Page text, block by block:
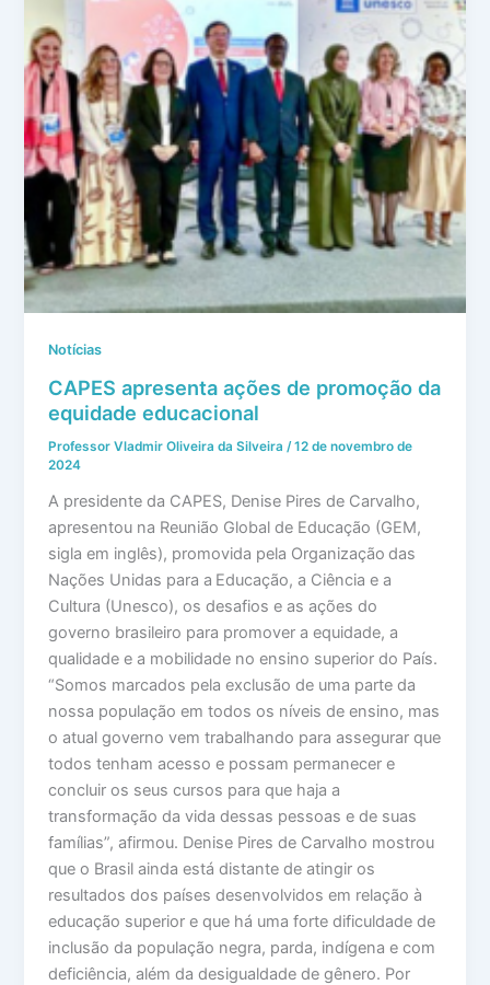
Notícias
CAPES apresenta ações de promoção da
equidade educacional
Professor Vladmir Oliveira da Silveira/12 de novembro de
2024
A presidente da CAPES, Denise Pires de Carvalho,
apresentou na Reunião Global de Educação (GEM,
sigla em inglês), promovida pela Organização das
Nações Unidas para a Educação, a Ciência e a
Cultura (Unesco), os desafios e as ações do
governo brasileiro para promover a equidade, a
qualidade e a mobilidade no ensino superior do País.
“Somos marcados pela exclusão de uma parte da
nossa população em todos os níveis de ensino, mas
o atual governo vem trabalhando para assegurar que
todos tenham acesso e possam permanecer e
concluir os seus cursos para que haja a
transformação da vida dessas pessoas e de suas
famílias”, afirmou. Denise Pires de Carvalho mostrou
que o Brasil ainda está distante de atingir os
resultados dos países desenvolvidos em relação à
educação superior e que há uma forte dificuldade de
inclusão da população negra, parda, indígena e com
deficiência, além da desigualdade de gênero. Por